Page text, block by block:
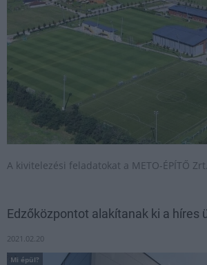
A kivitelezési feladatokat a METO-ÉPÍTŐ
Edzőközpontot alakítanak ki a híres
2021.02.20
Mi épül?